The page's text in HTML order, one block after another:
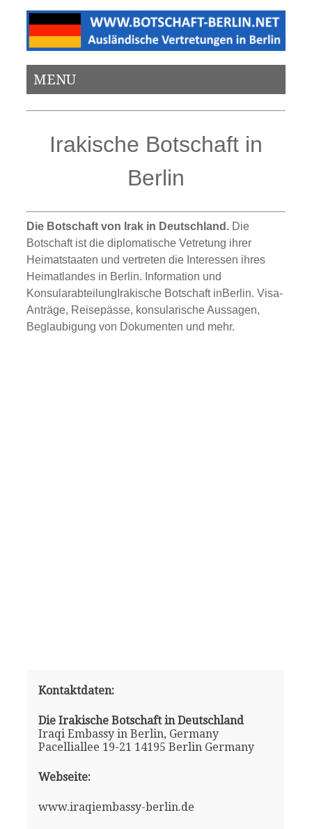
MENU
Irakische Botschaft in
Berlin
Die Botschaft von Irak in Deutschland. Die
Botschaft ist die diplomatische Vetretung ihrer
Heimatstaaten und vertreten die Interessen ihres
Heimatlandes in Berlin. Information und
KonsularabteilungIrakische Botschaft inBerlin. Visa-
Anträge, Reisepässe, konsularische Aussagen,
Beglaubigung von Dokumenten und mehr.
Kontaktdaten:
Die Irakische Botschaft in Deutschland
Iraqi Embassy in Berlin, Germany
Pacelliallee 19-21 14195 Berlin Germany
Webseite:
www.iraqiembassy-berlin.de